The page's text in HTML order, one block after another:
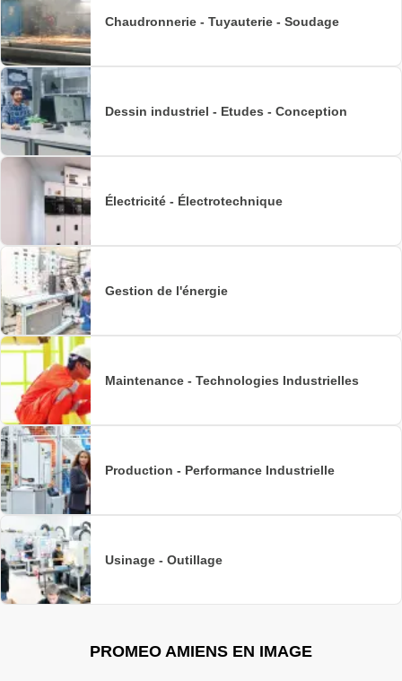
Chaudronnerie - Tuyauterie - Soudage
Dessin industriel - Etudes - Conception
Électricité - Électrotechnique
Gestion de l'énergie
Maintenance - Technologies Industrielles
Production - Performance Industrielle
Usinage - Outillage
PROMEO AMIENS EN IMAGE